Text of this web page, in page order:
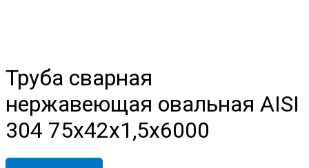
Труба сварная
нержавеющая овальная AISI
304 75х42х1,5х6000